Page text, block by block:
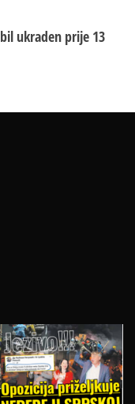
ukraden prije 13